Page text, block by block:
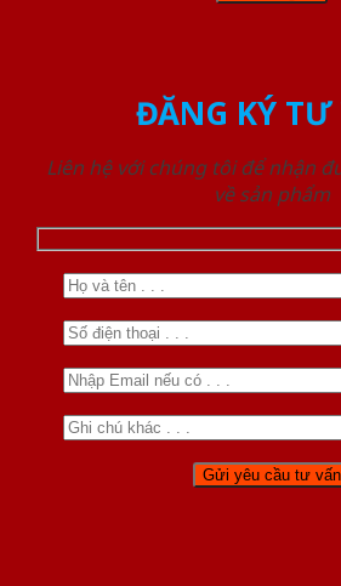
ĐĂNG KÝ TƯ
Liên hệ với chúng tôi để nhận
về sản phẩm